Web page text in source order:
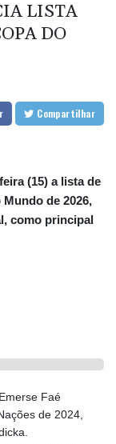
LISTA
DO
Compartilhar
(15) a lista de
de 2026,
como principal
Faé
de 2024,